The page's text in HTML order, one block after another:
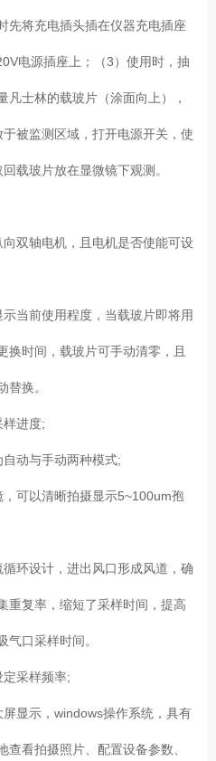
先将充电插头插在仪器充电插座
电源插座上；（3）使用时，抽
凡士林的载玻片（涂面向上），
被监测区域，打开电源开关，使
载玻片放在显微镜下观测。
双轴电机，且电机是否使能可设
当前使用程度，当载玻片即将用
换时间，载玻片可手动清零，且
替换。
样进度;
动与手动两种模式;
可以清晰拍摄显示5~100um孢
环设计，进出风口形成风道，确
重复率，缩短了采样时间，提高
气口采样时间。
定采样频率;
显示，windows操作系统，具有
查看拍摄照片、配置设备参数、